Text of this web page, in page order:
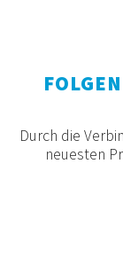
Durch die
neuesten